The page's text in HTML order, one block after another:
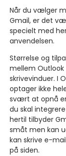
Når du vælger
Gmail, er det
specielt med
anvendelsen.
Størrelse og
mellem Outlook
skrivevinduer. I
optager ikke
svært at opnå
du skal
hertil tilbyder
småt men kan
kan skrive e-
på siden.